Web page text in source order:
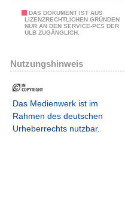
DAS DOKUMENT IST AUS
LIZENZRECHTLICHEN GRÜNDEN
NUR AN DEN SERVICE-PCS DER
ULB ZUGÄNGLICH.
Nutzungshinweis
Das Medienwerk ist im
Rahmen des deutschen
Urheberrechts nutzbar.